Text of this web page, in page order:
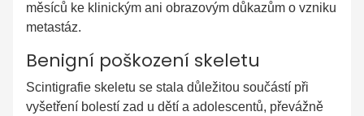
měsíců ke klinickým ani obrazovým důkazům o vzniku
metastáz.
Benigní poškození skeletu
Scintigrafie skeletu se stala důležitou součástí při
vyšetření bolestí zad u dětí a adolescentů, převážně